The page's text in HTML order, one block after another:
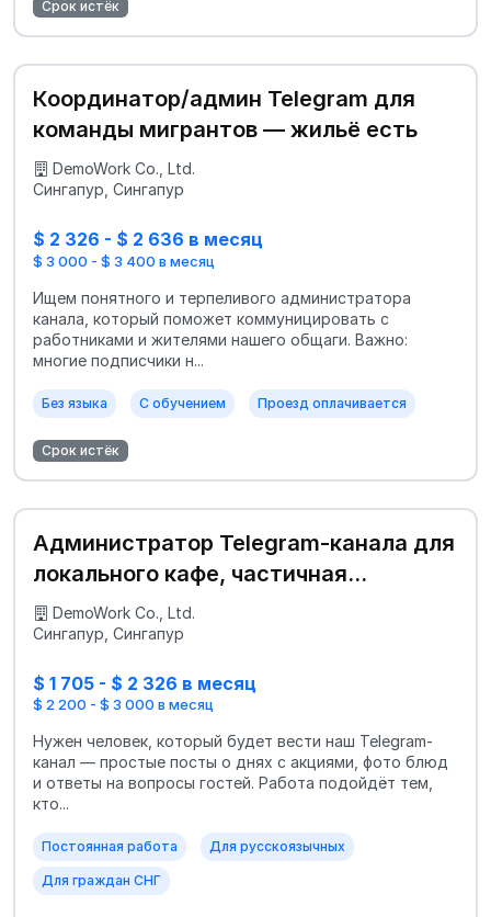
Срок истёк
Координатор/админ Telegram для
команды мигрантов — жильё есть
DemoWork Co., Ltd.
Сингапур, Сингапур
$ 2 326 - $ 2 636 в месяц
$ 3 000 - $ 3 400 в месяц
Ищем понятного и терпеливого администратора
канала, который поможет коммуницировать с
работниками и жителями нашего общаги. Важно:
многие подписчики н...
Без языка С обучением Проезд оплачивается
Срок истёк
Администратор Telegram-канала для
локального кафе, частичная
занятость
DemoWork Co., Ltd.
Сингапур, Сингапур
$ 1 705 - $ 2 326 в месяц
$ 2 200 - $ 3 000 в месяц
Нужен человек, который будет вести наш Telegram-
канал — простые посты о днях с акциями, фото блюд
и ответы на вопросы гостей. Работа подойдёт тем,
кто...
Постоянная работа Для русскоязычных
Для граждан СНГ